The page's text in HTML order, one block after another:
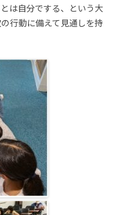
は自分でする、という大
行動に備えて見通しを持